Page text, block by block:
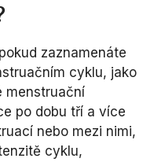
zaznamenáte
cyklu, jako
menstruační
po dobu tří a více
nebo mezi nimi,
cyklu,